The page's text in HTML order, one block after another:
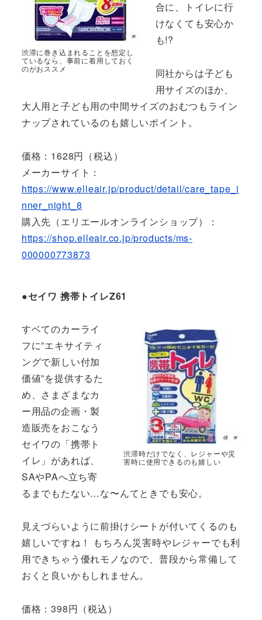
渋滞に巻き込まれることを想定し
ているなら、事前に着用しておく
のがおススメ
合に、トイレに行
けなくても安心か
も!?
同社からは子ども
用サイズのほか、
大人用と子ども用の中間サイズのおむつもライン
ナップされているのも嬉しいポイント。
価格：1628円（税込）
メーカーサイト：
https://www.elleair.jp/product/detail/care_tape_i
nner_night_8
購入先（エリエールオンラインショップ）：
https://shop.elleair.co.jp/products/ms-
000000773873
●セイワ 携帯トイレZ61
渋滞時だけでなく、レジャーや災
害時に使用できるのも嬉しい
すベてのカーライ
フに”エキサイティ
ングで新しい付加
価値”を提供するた
め、さまざまなカ
ー用品の企画・製
造販売をおこなう
セイワの「携帯ト
イレ」があれば、
SAやPAへ立ち寄
るまでもたない…な〜んてときでも安心。
見えづらいように前掛けシートが付いてくるのも
嬉しいですね！ もちろん災害時やレジャーでも利
用できちゃう優れモノなので、普段から常備して
おくと良いかもしれません。
価格：398円（税込）